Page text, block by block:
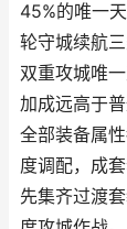
45%的唯一
轮守城续航
双重攻城唯
加成远高于
全部装备属
度调配，成
先集齐过渡